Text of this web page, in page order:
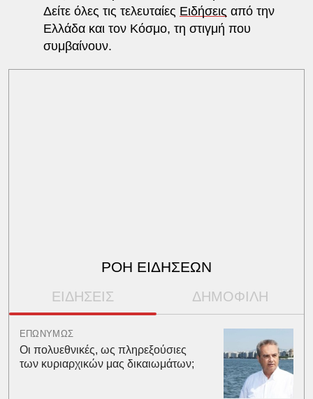
Δείτε όλες τις τελευταίες Ειδήσεις από την
Ελλάδα και τον Κόσμο, τη στιγμή που
συμβαίνουν.
ΡΟΗ ΕΙΔΗΣΕΩΝ
ΕΙΔΗΣΕΙΣ ΔΗΜΟΦΙΛΗ
ΕΠΩΝΥΜΩΣ
Οι πολυεθνικές, ως πληρεξούσιες
των κυριαρχικών μας δικαιωμάτων;